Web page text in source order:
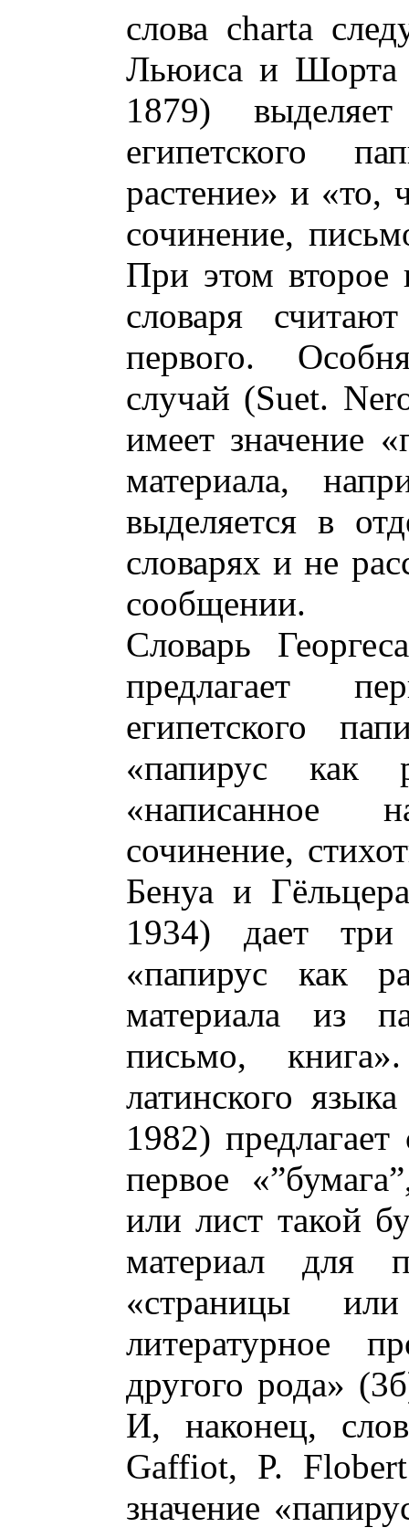
слова charta
Льюиса и Шорта
1879)
египетского
растение» и «то,
сочинение,
При этом второе
словаря
первого.
случай (Suet.
имеет значение
материала,
выделяется в
словарях и не
сообщении.
Словарь
предлагает
египетского
«папирус как
«написанное
сочинение,
Бенуа и
1934) дает три
«папирус как
материала из
письмо,
латинского
1982)
первое
или лист такой
материал для
«страницы
литературное
другого рода»
И, наконец,
Gaffiot, P.
значение